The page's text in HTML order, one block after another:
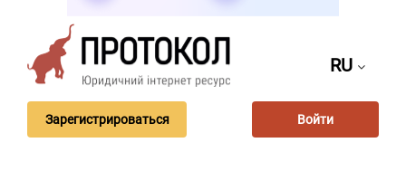
RU
Зарегистрироваться Войти